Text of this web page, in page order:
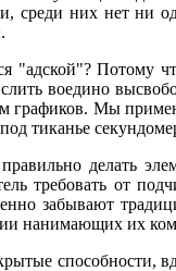
среди них нет ни
"адской"? Потому
воедино
Мы
под тиканье
делать
требовать от
забывают
нанимающих их